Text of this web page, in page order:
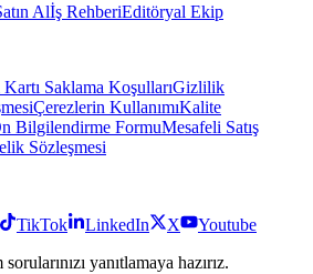
Alİş RehberiEditöryal Ekip
Saklama KoşullarıGizlilik
Çerezlerin KullanımıKalite
Bilgilendirme FormuMesafeli Satış
Sözleşmesi
TikTok LinkedIn X
Youtube
yanıtlamaya hazırız.